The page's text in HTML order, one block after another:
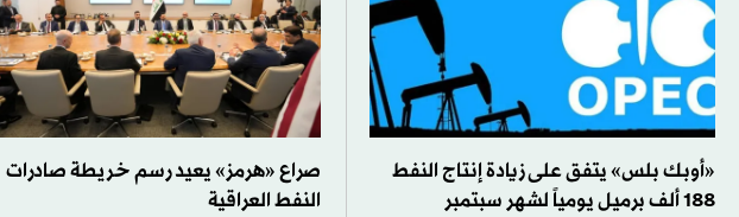
«أوبك بلس» يتفق على زيادة إنتاج النفط
188 ألف برميل يومياً لشهر سبتمبر
صراع «هرمز» يعيد رسم خريطة صادرات
النفط العراقية